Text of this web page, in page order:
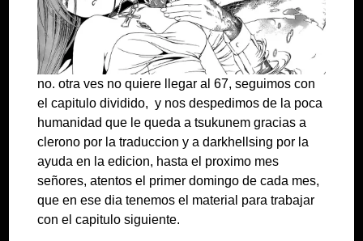
no. otra ves no quiere llegar al 67, seguimos con
el capitulo dividido, y nos despedimos de la poca
humanidad que le queda a tsukunem gracias a
clerono por la traduccion y a darkhellsing por la
ayuda en la edicion, hasta el proximo mes
señores, atentos el primer domingo de cada mes,
que en ese dia tenemos el material para trabajar
con el capitulo siguiente.